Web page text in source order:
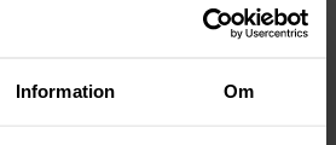
Information Om
ATT HANDLA